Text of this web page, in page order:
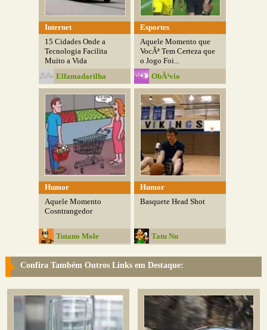
Internet
15 Cidades Onde a
Tecnologia Facilita
Muito a Vida
Elfamadarilha
Esportes
Aquele Momento que
VocÃª Tem Certeza que
o Jogo Foi...
ObÃ³vio
Humor
Aquele Momento
Cosntrangedor
Tutano Mole
Humor
Basquete Head Shot
Tatu Nu
Confira Também Outros Links em Destaque: